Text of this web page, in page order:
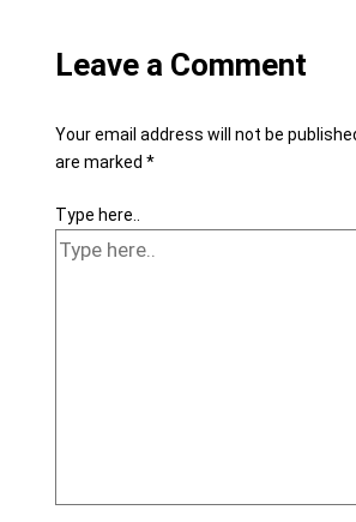
Leave a Comment
Your email address will not be
are marked *
Type here..